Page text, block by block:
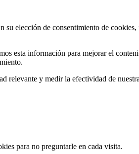
elección de consentimiento de cookies,
esta información para mejorar el
y medir la efectividad de
para no preguntarle en cada visita.